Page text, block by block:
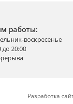
работы:
воскресенье
до 20:00
Разработка